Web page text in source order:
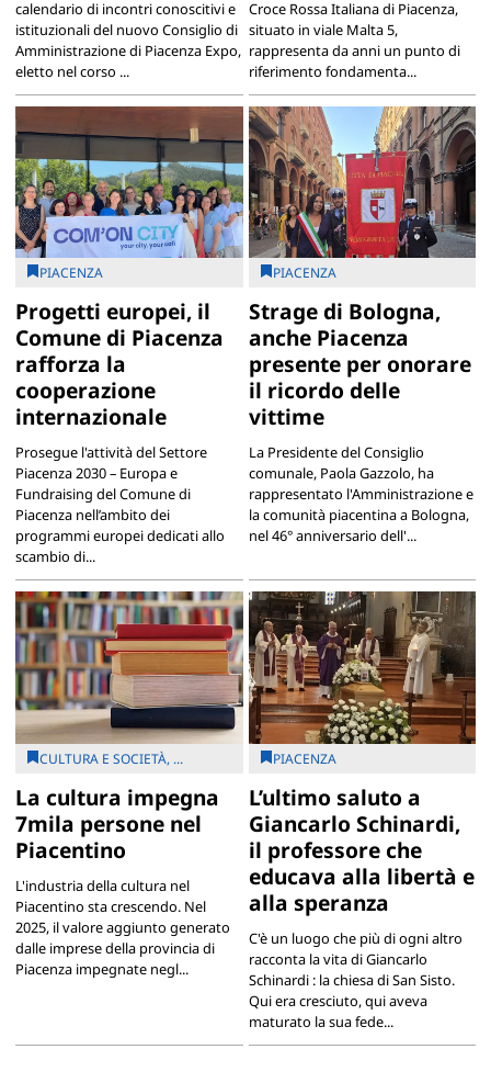
calendario di incontri conoscitivi e
istituzionali del nuovo Consiglio di
Amministrazione di Piacenza Expo,
eletto nel corso ...
Croce Rossa Italiana di Piacenza,
situato in viale Malta 5,
rappresenta da anni un punto di
riferimento fondamenta...
PIACENZA
Progetti europei, il
Comune di Piacenza
rafforza la
cooperazione
internazionale
Prosegue l'attività del Settore
Piacenza 2030 – Europa e
Fundraising del Comune di
Piacenza nell’ambito dei
programmi europei dedicati allo
scambio di...
PIACENZA
Strage di Bologna,
anche Piacenza
presente per onorare
il ricordo delle
vittime
La Presidente del Consiglio
comunale, Paola Gazzolo, ha
rappresentato l'Amministrazione e
la comunità piacentina a Bologna,
nel 46° anniversario dell'...
CULTURA E SOCIETÀ, ...
La cultura impegna
7mila persone nel
Piacentino
L'industria della cultura nel
Piacentino sta crescendo. Nel
2025, il valore aggiunto generato
dalle imprese della provincia di
Piacenza impegnate negl...
PIACENZA
L’ultimo saluto a
Giancarlo Schinardi,
il professore che
educava alla libertà e
alla speranza
C'è un luogo che più di ogni altro
racconta la vita di Giancarlo
Schinardi : la chiesa di San Sisto.
Qui era cresciuto, qui aveva
maturato la sua fede...